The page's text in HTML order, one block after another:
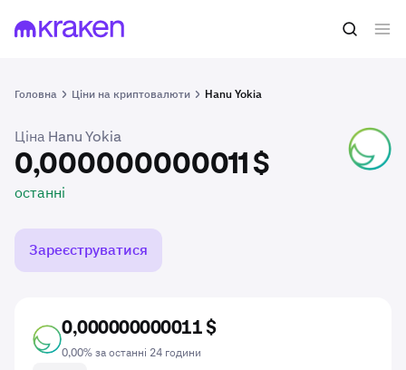
Головна Ціни на криптовалюти Hanu Yokia
0,000000000011 $ Купити HANU
Ціна Hanu Yokia
0,000000000011 $
останні
Зареєструватися
HANU
0,000000000011 $
0,00% за останні 24 години